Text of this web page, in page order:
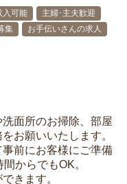
入可能
主婦･主夫歓迎
集
お手伝いさんの求人
面所のお掃除、部屋
お願いいたします。
前にお客様にご準備
からでもOK。
きます。